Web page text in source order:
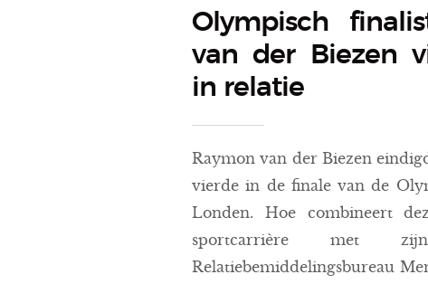
Olympisch
van der Biezen
in relatie
Raymon van der Biezen
vierde in de finale van de
Londen. Hoe combineert
sportcarrière met zijn
Relatiebemiddelingsbureau